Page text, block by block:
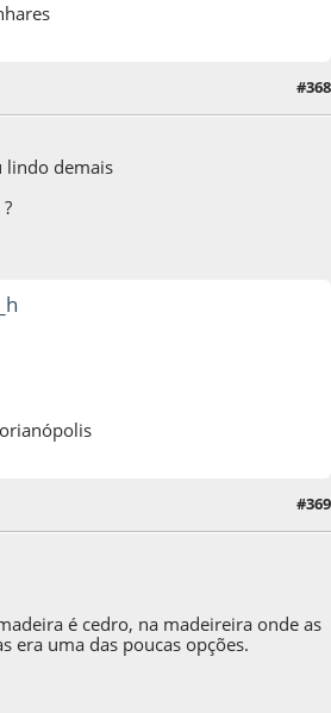
: 28 de October de 2014, as 14:20:09#368
lindo demais
#369
é cedro, na madeireira onde as
era uma das poucas opções.